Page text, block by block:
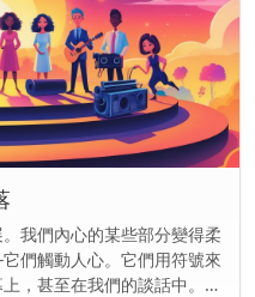
我們內心的某些部分變得柔
們觸動人心。它們用符號來
，甚至在我們的談話中。但